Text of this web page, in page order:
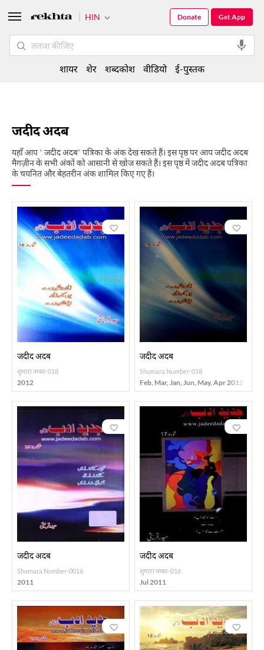
जदीद अदब
यहाँ आप " जदीद अदब" पत्रिका के अंक देख सकते हैं। इस पृष्ठ पर आप जदीद अदब
मैगज़ीन के सभी अंकों को आसानी से खोज सकते हैं। इस पृष्ठ में जदीद अदब पत्रिका
के चयनित और बेहतरीन अंक शामिल किए गए हैं।
जदीद अदब
शुमारा नम्बर-018
2012
जदीद अदब
Shumara Number-018
Feb, Mar, Jan, Jun, May, Apr 2012
जदीद अदब
Shumara Number-0016
2011
जदीद अदब
शुमारा नम्बर-016
Jul 2011
HIN Get App
Donate
शायर शेर शब्दकोश वीडियो ई-पुस्तक